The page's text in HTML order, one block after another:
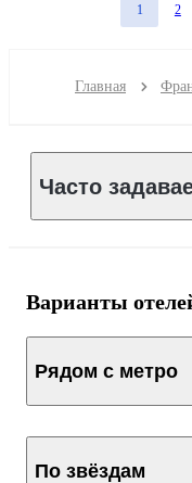
1 2
Главная
Часто
Варианты
Рядом с метро
По звёздам